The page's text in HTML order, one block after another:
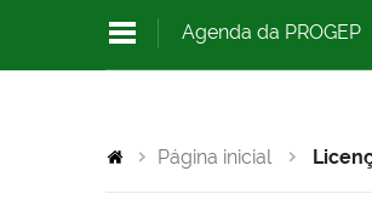
Agenda da PROGEP
Página inicial